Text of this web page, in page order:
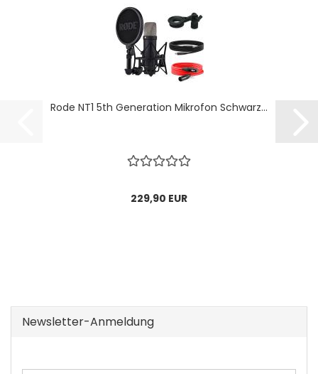
Rode NT1 5th Generation Mikrofon Schwarz...
229,90 EUR
Newsletter-Anmeldung